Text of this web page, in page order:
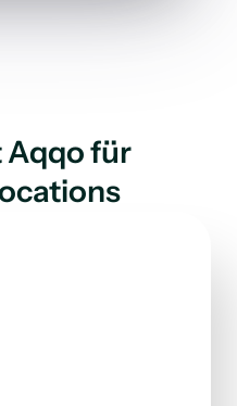
Aqqo für